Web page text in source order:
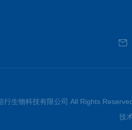
行生物科技有限公司 All Rights
技